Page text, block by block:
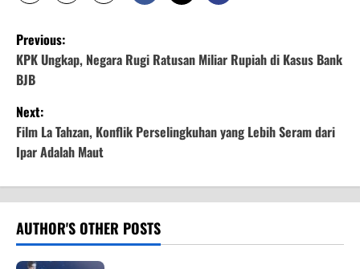
P
o
s
t
n
a
v
Previous:
KPK Ungkap, Negara Rugi Ratusan Miliar Rupiah di Kasus Bank
BJB
Next:
Film La Tahzan, Konflik Perselingkuhan yang Lebih Seram dari
Ipar Adalah Maut
AUTHOR'S OTHER POSTS